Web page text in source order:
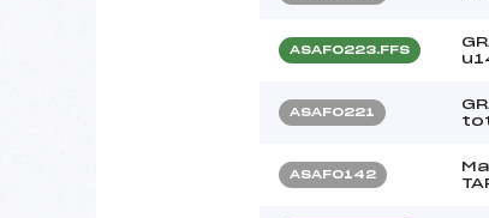
ASAF0223.FFS
ASAF0221
ASAF0142